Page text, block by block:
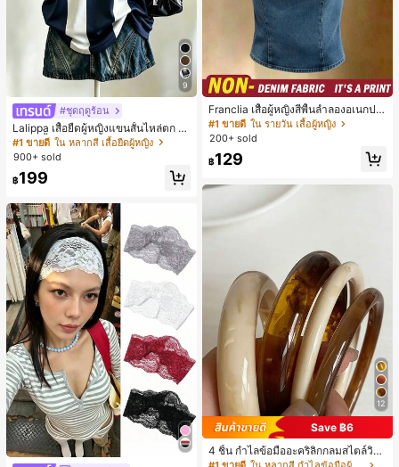
9
#ชุดฤดูร้อน
Lalippa เสื้อยืดผู้หญิงแขนสั้นไหล่ตก ค
อวีปกเสื้อ ลายพิมพ์ดิจิทัลลายทาง สไตล์
สปอร์ตแฟชั่นมินิมอล ของขวัญสำหรับเ
พื่อน
#1 ขายดี ใน หลากสี เสื้อยืดผู้หญิง
900+ sold
฿199
Franclia เสื้อผู้หญิงสีพื้นลำลองอเนกปร
ะสงค์สำหรับใส่ประจำวัน
#1 ขายดี ใน รายวัน เสื้อผู้หญิง
200+ sold
฿129
12
Save ฿6
4 ชิ้น กำไลข้อมืออะคริลิกกลมสไตล์วินเ
ทจหรูหราสำหรับผู้หญิง, ดีไซน์เรียบง่าย